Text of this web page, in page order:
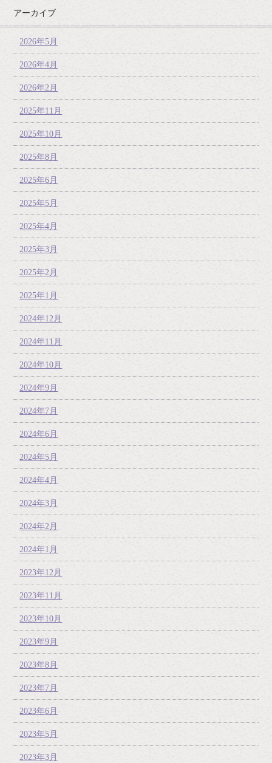
アーカイブ
2026年5月
2026年4月
2026年2月
2025年11月
2025年10月
2025年8月
2025年6月
2025年5月
2025年4月
2025年3月
2025年2月
2025年1月
2024年12月
2024年11月
2024年10月
2024年9月
2024年7月
2024年6月
2024年5月
2024年4月
2024年3月
2024年2月
2024年1月
2023年12月
2023年11月
2023年10月
2023年9月
2023年8月
2023年7月
2023年6月
2023年5月
2023年3月